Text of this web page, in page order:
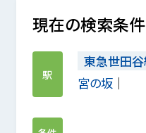
現在の検索条件
駅
東急世田
宮の坂